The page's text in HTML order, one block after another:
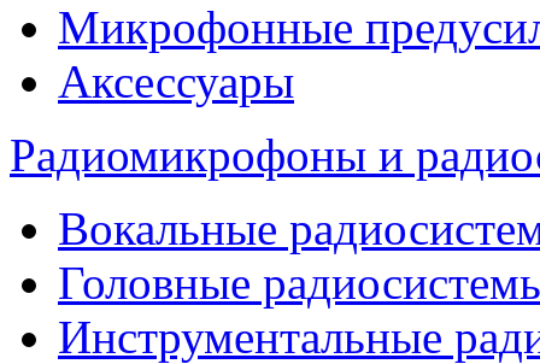
Микрофонные
Аксессуары
Радиомикрофоны и
Вокальные
Головные
Инструментальные